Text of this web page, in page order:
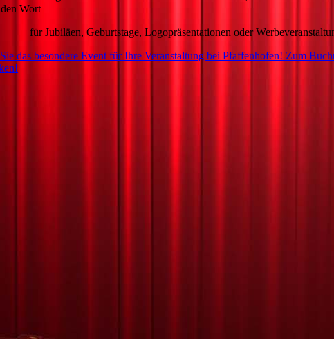
Wort
Geburtstage, Logopräsentationen oder
das besondere Event für Ihre Veranstaltung bei Pfaffenhofen! Zum